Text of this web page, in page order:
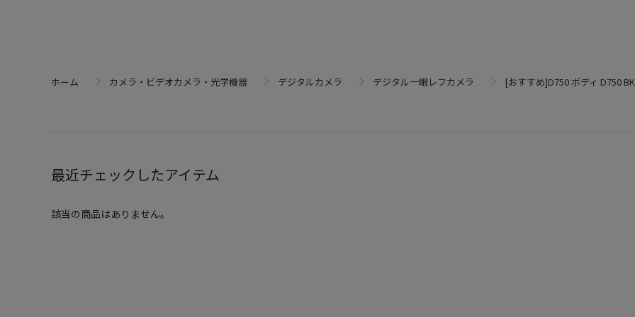
ホーム カメラ・ビデオカメラ・光学機器 デジタルカメラ デジタル一眼レフカメラ [おすすめ]D750 ボディ D750
最近チェックしたアイテム
該当の商品はありません。